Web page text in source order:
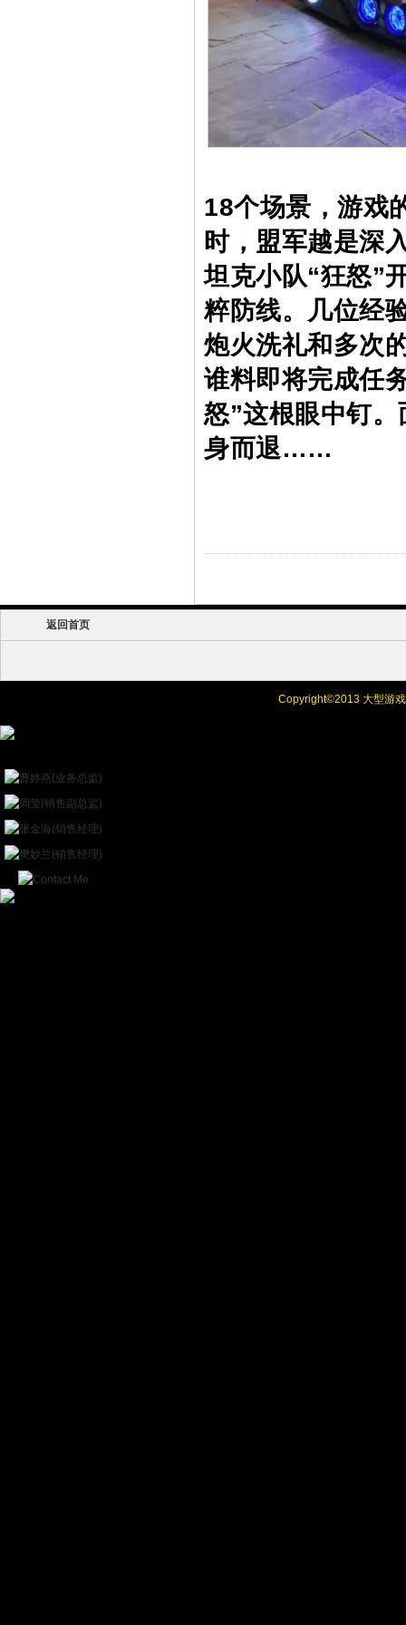
18个场景，游戏
时，盟军越是深
坦克小队“狂怒”
粹防线。几位经
炮火洗礼和多次
谁料即将完成任
怒”这根眼中钉
身而退……
返回首页
Copyright©2013 大型游